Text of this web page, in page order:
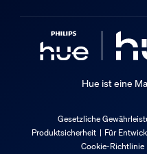
Dimmbar mit Hue App
LED integriert
Farbtemperatur
Hue ist eine
Gesetzliche
Produktsicherheit
Für
Cookie-Richtlinie